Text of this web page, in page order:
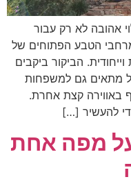
אהובה לא רק עבור
מרחבי הטבע הפתוחים של
הביקור ביקבים
מתאים גם למשפחות
באווירה קצת אחרת.
להעשיר […]
על מפה אחת